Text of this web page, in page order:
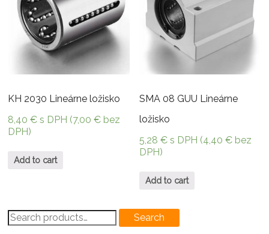
KH 2030 Lineárne ložisko
8,40€ s DPH (7,00€ bez
DPH)
Add to cart
SMA 08 GUU Lineárne
ložisko
5,28€ s DPH (4,40€ bez
DPH)
Add to cart
Search
for:
Search